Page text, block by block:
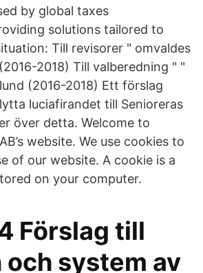
by global taxes
solutions tailored to
Till revisorer " omvaldes
2018) Till valberedning " "
(2016-2018) Ett förslag
luciafirandet till Senioreras
över detta. Welcome to
website. We use cookies to
of our website. A cookie is a
on your computer.
Förslag till
och system av